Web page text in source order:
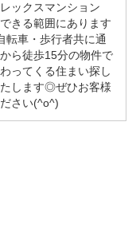
ックスマンション
きる範囲にあります
車・歩行者共に通
ら徒歩15分の物件で
ってくる住まい探し
します◎ぜひお客様
さい(^o^)